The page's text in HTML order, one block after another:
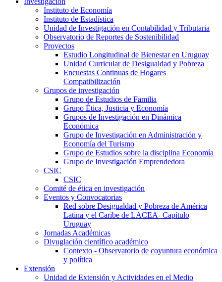
Instituto de Economía
Instituto de Estadística
Unidad de Investigación en Contabilidad y Tributaria
Observatorio de Reportes de Sostenibilidad
Proyectos
Estudio Longitudinal de Bienestar en Uruguay
Unidad Curricular de Desigualdad y Pobreza
Encuestas Continuas de Hogares
Compatibilización
Grupos de investigación
Grupo de Estudios de Familia
Grupo Ética, Justicia y Economía
Grupos de Investigación en Dinámica
Económica
Grupo de Investigación en Administración y
Economía del Turismo
Grupo de Estudios sobre la disciplina Economía
Grupo de Investigación Emprendedora
CSIC
CSIC
Comité de ética en investigación
Eventos y Convocatorias
Red sobre Desigualdad y Pobreza de América
Latina y el Caribe de LACEA- Capítulo
Uruguay
Jornadas Académicas
Divuglación científico académico
Contexto - Observatorio de coyuntura económica
y política
Extensión
Unidad de Extensión y Actividades en el Medio